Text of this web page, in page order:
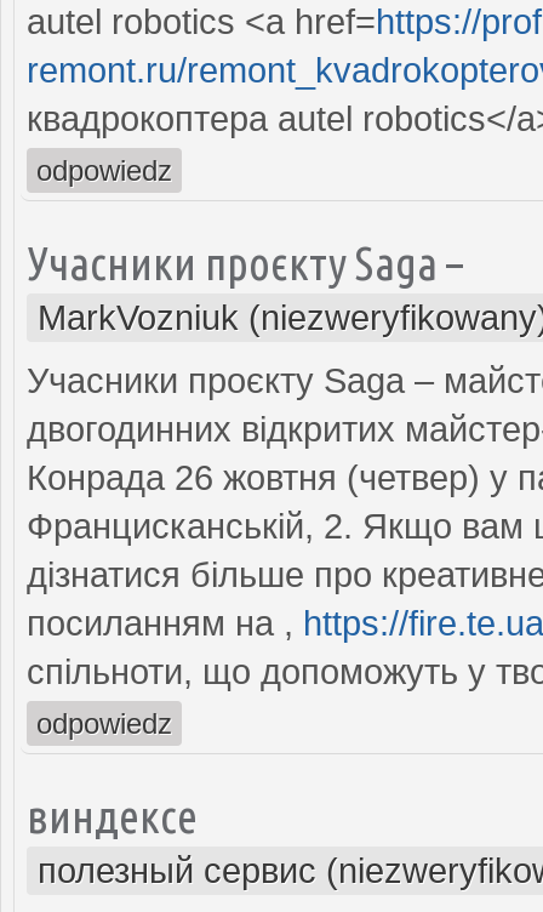
autel robotics <a href=https://
remont.ru/
квадрокоптера autel robotics</
odpowiedz
Учасники проєкту Saga –
MarkVozniuk
Учасники проєкту Saga –
двогодинних відкритих
Конрада 26 жовтня (четвер) у
Францисканській, 2. Якщо вам
дізнатися більше про
посиланням на , https://
спільноти, що допоможуть у
odpowiedz
виндексе
полезный сервис